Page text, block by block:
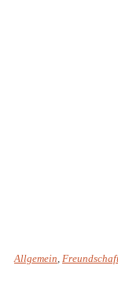
Allgemein,